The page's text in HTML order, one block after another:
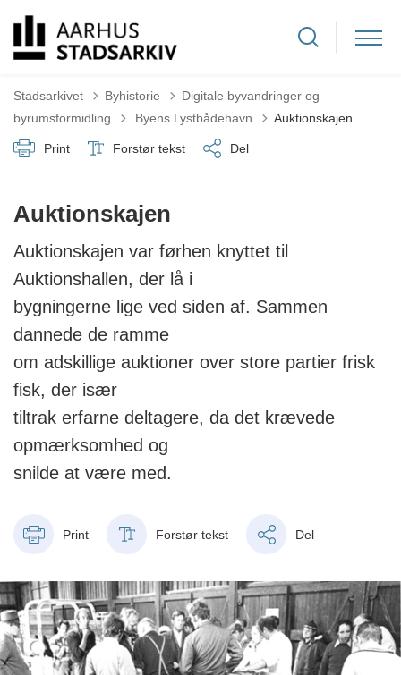
Stadsarkivet Byhistorie
Digitale byvandringer og
byrumsformidling
Tilbage til
Byens Lystbådehavn Auktionskajen
Print Forstør tekst Del
Auktionskajen
Auktionskajen var førhen knyttet til
Auktionshallen, der lå i
bygningerne lige ved siden af. Sammen
dannede de ramme
om adskillige auktioner over store partier frisk
fisk, der især
tiltrak erfarne deltagere, da det krævede
opmærksomhed og
snilde at være med.
Print Forstør tekst Del